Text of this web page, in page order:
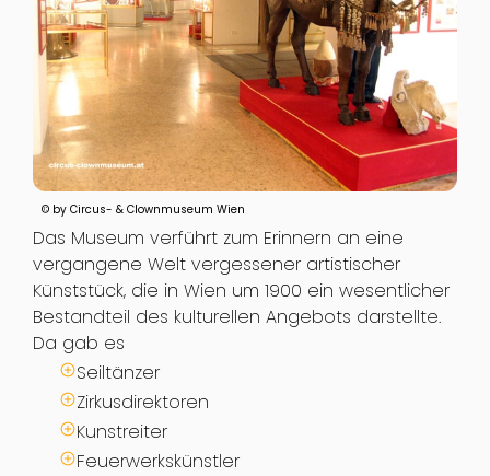
© by Circus- & Clownmuseum Wien
Das Museum verführt zum Erinnern an eine
vergangene Welt vergessener artistischer
Künststück, die in Wien um 1900 ein wesentlicher
Bestandteil des kulturellen Angebots darstellte.
Da gab es
Seiltänzer
Zirkusdirektoren
Kunstreiter
Feuerwerkskünstler